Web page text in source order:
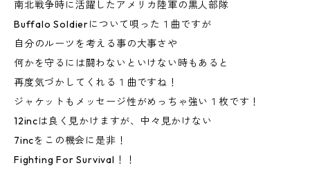
南北戦争時に活躍したアメリカ陸軍の黒人部隊
Buffalo Soldierについて唄った１曲ですが
自分のルーツを考える事の大事さや
何かを守るには闘わないといけない時もあると
再度気づかしてくれる１曲ですね！
ジャケットもメッセージ性がめっちゃ強い１枚です！
12incは良く見かけますが、中々見かけない
7incをこの機会に是非！
Fighting For Survival！！